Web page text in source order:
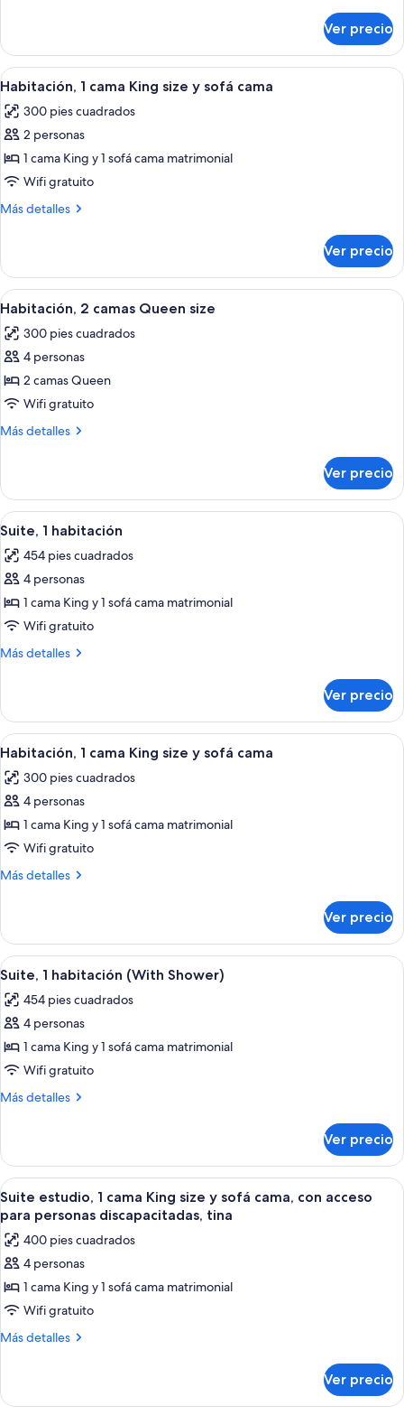
Beds
and
1
Sofa
Bed)
estudio
(2
Queen
and
Bed)
Ver precio
Abrir
todas
las
fotos
de
Habitación,
1
size
sofá
cama
Un espacio de oficina moderno con
4
Habitación, 1 cama King size y sofá cama
300 pies cuadrados
2 personas
1 cama King y 1 sofá cama matrimonial
Wifi gratuito
Más detalles
Más
1
cama
King
y
sofá
Ver precio
Abrir
todas
las
fotos
de
Habitación,
2
size
Habitación de hotel con dos camas,
5
Habitación, 2 camas Queen size
300 pies cuadrados
4 personas
2 camas Queen
Wifi gratuito
Más detalles
Más
2
camas
Queen
Ver precio
Abrir
todas
las
fotos
de
Suite,
1
Una cocina moderna con una isla
8
Suite, 1 habitación
454 pies cuadrados
4 personas
1 cama King y 1 sofá cama matrimonial
Wifi gratuito
Más detalles
Más
1
habitación
Ver precio
Abrir
todas
las
fotos
de
Habitación,
1
size
sofá
cama
Habitación de hotel con una cama
5
Habitación, 1 cama King size y sofá cama
300 pies cuadrados
4 personas
1 cama King y 1 sofá cama matrimonial
Wifi gratuito
Más detalles
Más
1
cama
King
y
sofá
Ver precio
Abrir
todas
las
fotos
de
Suite,
1
Shower)
Una cocina moderna con una isla
7
Suite, 1 habitación (With Shower)
454 pies cuadrados
4 personas
1 cama King y 1 sofá cama matrimonial
Wifi gratuito
Más detalles
Más
1
habitación
(With
Shower)
Ver precio
Abrir
todas
las
fotos
de
Suite
estudio,
1
size
Una habitación de hotel con una
9
Suite estudio, 1 cama King size y sofá cama, con acceso
para personas discapacitadas, tina
400 pies cuadrados
4 personas
1 cama King y 1 sofá cama matrimonial
Wifi gratuito
Más detalles
Más
estudio,
Ver precio